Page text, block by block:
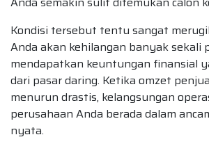
Kondisi tersebut tentu sangat
Anda akan kehilangan banyak sekali
mendapatkan keuntungan finansial
dari pasar daring. Ketika omzet
menurun drastis, kelangsungan
perusahaan Anda berada dalam
nyata.